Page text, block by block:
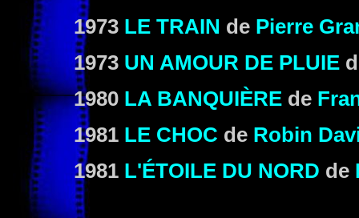
1973 LE TRAIN de Pierre
1973 UN AMOUR DE PLUIE
1980 LA BANQUIÈRE de
1981 LE CHOC de Robin
1981 L'ÉTOILE DU NORD de